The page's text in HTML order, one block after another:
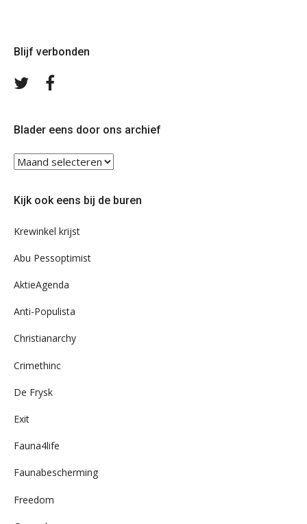
Blijf verbonden
Volg
Blader eens door ons archief
Blader
eens
ons
Kijk ook eens bij de buren
Krewinkel krijst
Abu Pessoptimist
AktieAgenda
Anti-Populista
Christianarchy
Crimethinc
De Frysk
Exit
Fauna4life
Faunabescherming
Freedom